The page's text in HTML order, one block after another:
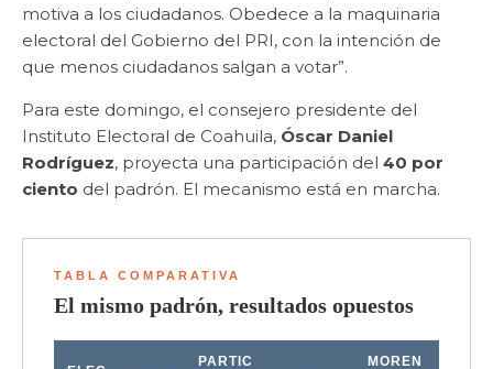
motiva a los ciudadanos. Obedece a la maquinaria
electoral del Gobierno del PRI, con la intención de
que menos ciudadanos salgan a votar”.
Para este domingo, el consejero presidente del
Instituto Electoral de Coahuila, Óscar Daniel
Rodríguez, proyecta una participación del 40 por
ciento del padrón. El mecanismo está en marcha.
TABLA COMPARATIVA
El mismo padrón, resultados opuestos
PARTIC
MOREN